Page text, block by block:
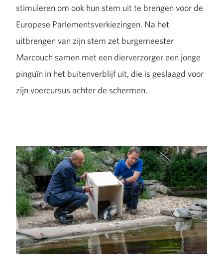
stimuleren om ook hun stem uit te brengen voor de
Europese Parlementsverkiezingen. Na het
uitbrengen van zijn stem zet burgemeester
Marcouch samen met een dierverzorger een jonge
pinguïn in het buitenverblijf uit, die is geslaagd voor
zijn voercursus achter de schermen.